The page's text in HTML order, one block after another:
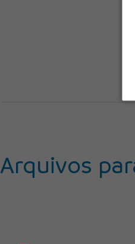
Arquivos